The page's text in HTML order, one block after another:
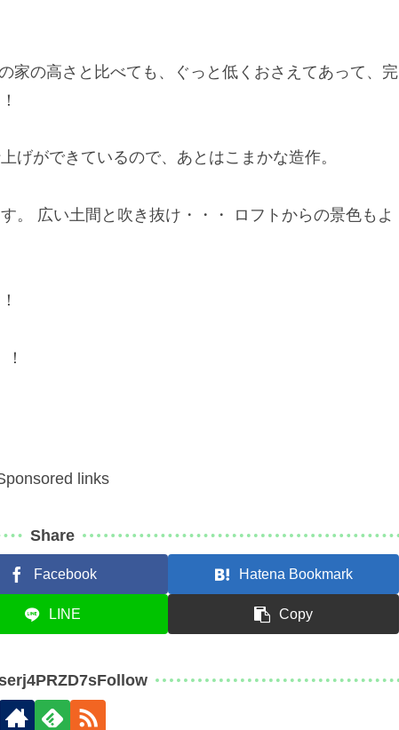
家の高さと比べても、ぐっと低くおさえてあって、完
げができているので、あとはこまかな造作。
。 広い土間と吹き抜け・・・ ロフトからの景色もよ
links
Share
Facebook Hatena Bookmark
LINE Copy